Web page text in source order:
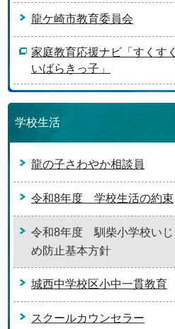
龍ケ崎市教育委員会
家庭教育応援ナビ「すくすく
いばらきっ子」
学校生活
龍の子さわやか相談員
令和8年度 学校生活の約束
令和8年度 馴柴小学校いじ
め防止基本方針
城西中学校区小中一貫教育
スクールカウンセラー